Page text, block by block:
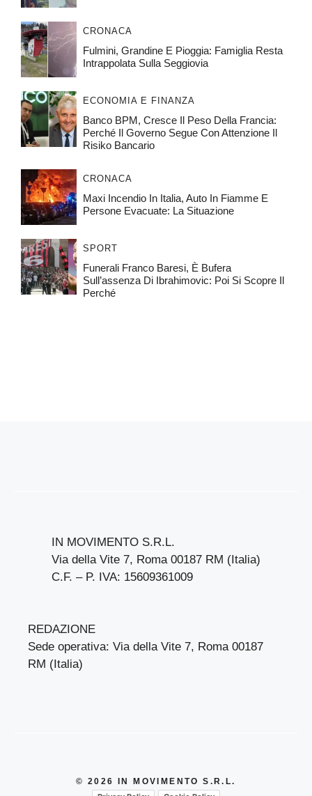
CRONACA
Fulmini, Grandine E Pioggia: Famiglia Resta
Intrappolata Sulla Seggiovia
ECONOMIA E FINANZA
Banco BPM, Cresce Il Peso Della Francia:
Perché Il Governo Segue Con Attenzione Il
Risiko Bancario
CRONACA
Maxi Incendio In Italia, Auto In Fiamme E
Persone Evacuate: La Situazione
SPORT
Funerali Franco Baresi, È Bufera
Sull’assenza Di Ibrahimovic: Poi Si Scopre Il
Perché
IN MOVIMENTO S.R.L.
Via della Vite 7, Roma 00187 RM (Italia)
C.F. – P. IVA: 15609361009
REDAZIONE
Sede operativa: Via della Vite 7, Roma 00187
RM (Italia)
© 2026 IN MOVIMENTO S.R.L.